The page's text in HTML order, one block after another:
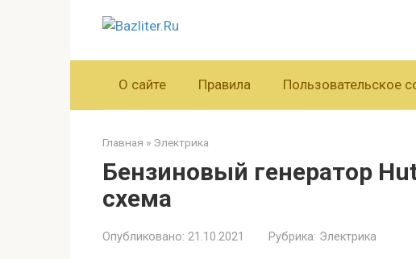
О сайте Правила Пользовательское
Главная » Электрика
Бензиновый генератор
схема
Опубликовано: 21.10.2021 Рубрика: Электрика